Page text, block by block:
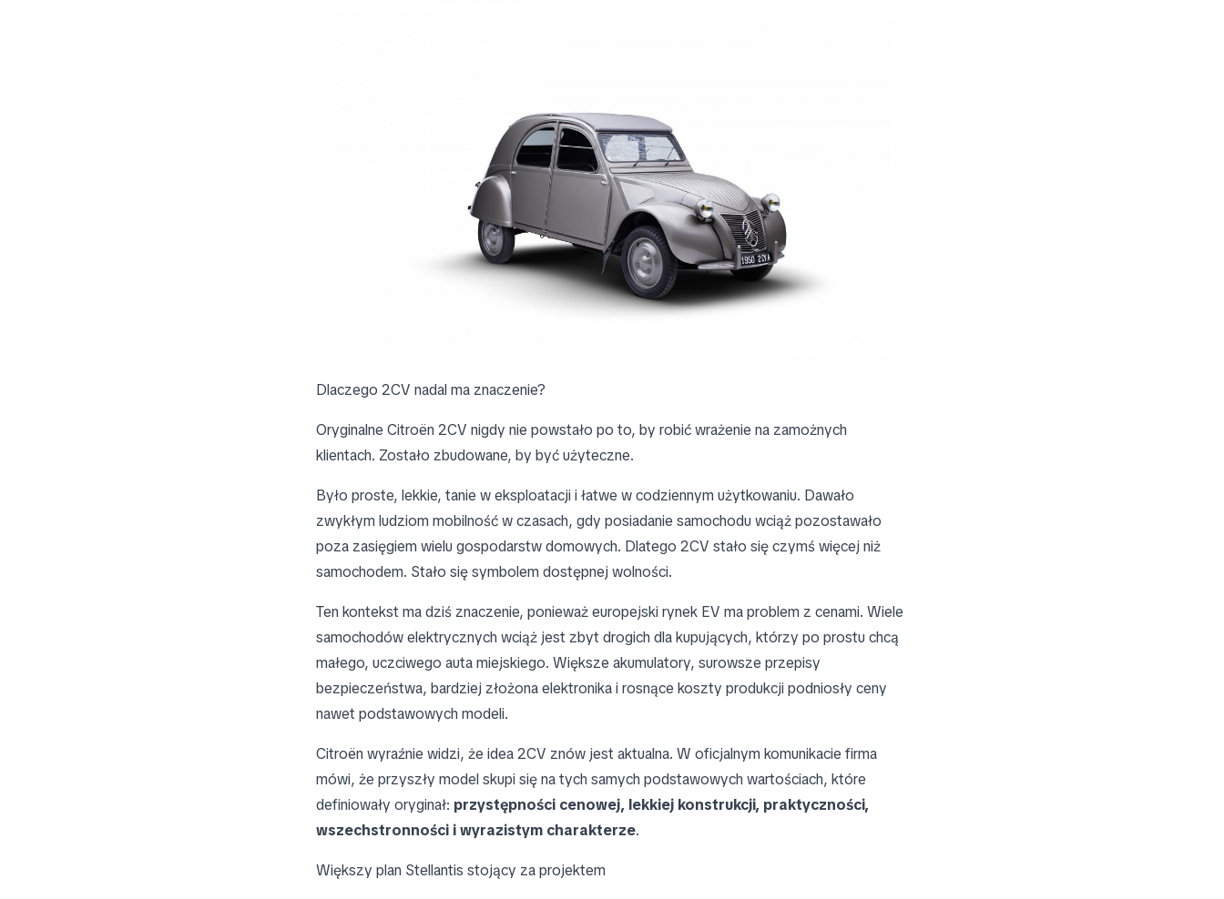
Dlaczego 2CV nadal ma znaczenie?
Oryginalne Citroën 2CV nigdy nie powstało po to, by robić wrażenie na zamożnych
klientach. Zostało zbudowane, by być użyteczne.
Było proste, lekkie, tanie w eksploatacji i łatwe w codziennym użytkowaniu. Dawało
zwykłym ludziom mobilność w czasach, gdy posiadanie samochodu wciąż pozostawało
poza zasięgiem wielu gospodarstw domowych. Dlatego 2CV stało się czymś więcej niż
samochodem. Stało się symbolem dostępnej wolności.
Ten kontekst ma dziś znaczenie, ponieważ europejski rynek EV ma problem z cenami. Wiele
samochodów elektrycznych wciąż jest zbyt drogich dla kupujących, którzy po prostu chcą
małego, uczciwego auta miejskiego. Większe akumulatory, surowsze przepisy
bezpieczeństwa, bardziej złożona elektronika i rosnące koszty produkcji podniosły ceny
nawet podstawowych modeli.
Citroën wyraźnie widzi, że idea 2CV znów jest aktualna. W oficjalnym komunikacie firma
mówi, że przyszły model skupi się na tych samych podstawowych wartościach, które
definiowały oryginał: przystępności cenowej, lekkiej konstrukcji, praktyczności,
wszechstronności i wyrazistym charakterze.
Większy plan Stellantis stojący za projektem